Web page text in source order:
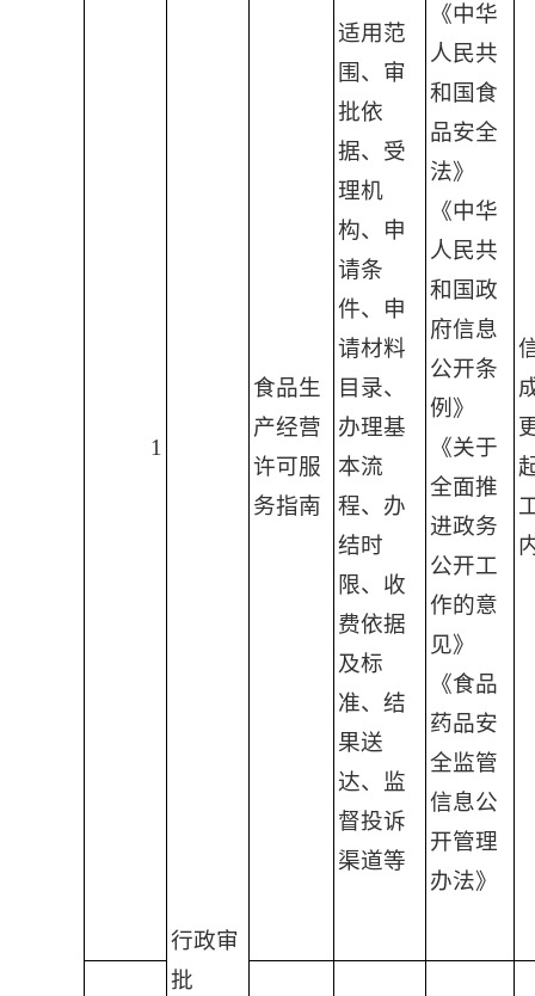
1
行政审
批
食品生
产经营
许可服
务指南
适用范
围、审
批依
据、受
理机
构、申
请条
件、申
请材料
目录、
办理基
本流
程、办
结时
限、收
费依据
及标
准、结
果送
达、监
督投诉
渠道等
《中华
人民共
和国食
品安全
法》
《中华
人民共
和国政
府信息
公开条
例》
《关于
全面推
进政务
公开工
作的意
见》
《食品
药品安
全监管
信息公
开管理
办法》